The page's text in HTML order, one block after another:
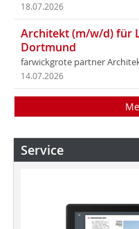
18.07.2026
Architekt (m/w/d) für
Dortmund
farwickgrote partner
14.07.2026
Service